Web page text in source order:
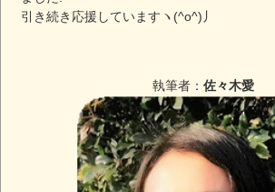
引き続き応援していますヽ(^o^)丿
執筆者： 佐々木愛